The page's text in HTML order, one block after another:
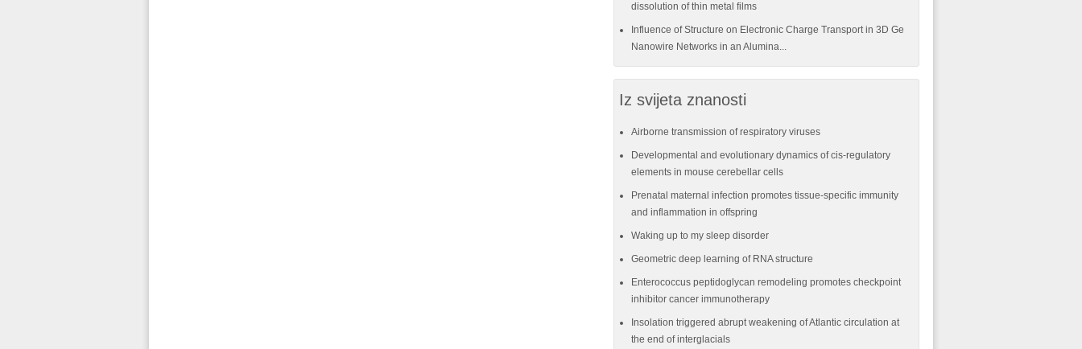
dissolution of thin metal films
Influence of Structure on Electronic Charge Transport in 3D Ge
Nanowire Networks in an Alumina...
Iz svijeta znanosti
Airborne transmission of respiratory viruses
Developmental and evolutionary dynamics of cis-regulatory
elements in mouse cerebellar cells
Prenatal maternal infection promotes tissue-specific immunity
and inflammation in offspring
Waking up to my sleep disorder
Geometric deep learning of RNA structure
Enterococcus peptidoglycan remodeling promotes checkpoint
inhibitor cancer immunotherapy
Insolation triggered abrupt weakening of Atlantic circulation at
the end of interglacials